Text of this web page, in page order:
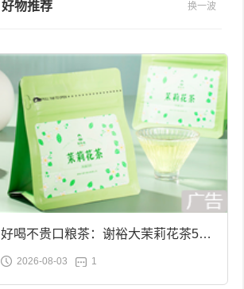
好物推荐 换一波
好喝不贵口粮茶：谢裕大茉莉花茶50g
袋装9.9元到手
2026-08-03 1